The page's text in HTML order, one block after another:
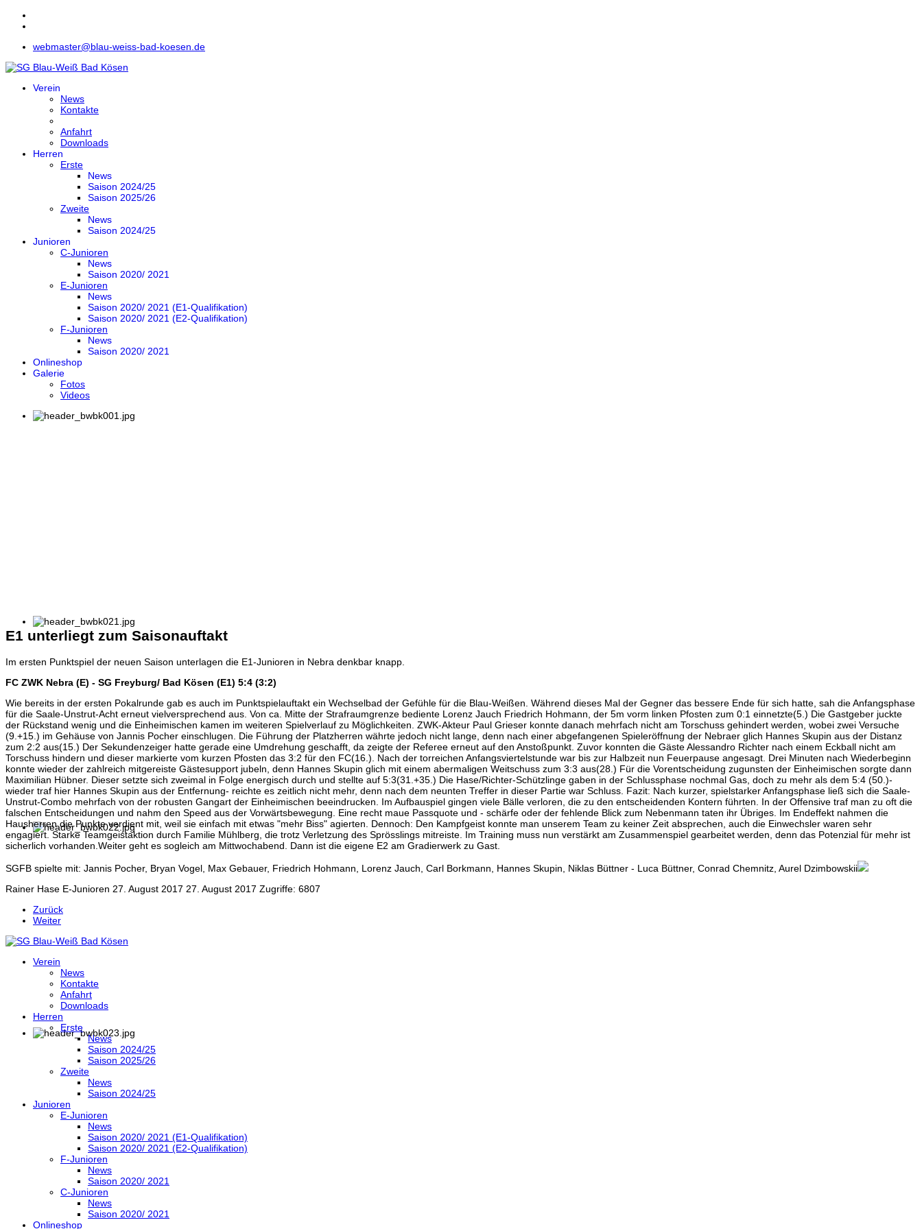
webmaster@blau-weiss-bad-koesen.de
Verein
News
Kontakte
Anfahrt
Downloads
Herren
Erste
News
Saison 2024/25
Saison 2025/26
Zweite
News
Saison 2024/25
Junioren
C-Junioren
News
Saison 2020/ 2021
E-Junioren
News
Saison 2020/ 2021 (E1-Qualifikation)
Saison 2020/ 2021 (E2-Qualifikation)
F-Junioren
News
Saison 2020/ 2021
Onlineshop
Galerie
Fotos
Videos
E1 unterliegt zum Saisonauftakt
Im ersten Punktspiel der neuen Saison unterlagen die E1-Junioren in Nebra denkbar knapp.
FC ZWK Nebra (E) - SG Freyburg/ Bad Kösen (E1) 5:4 (3:2)
Wie bereits in der ersten Pokalrunde gab es auch im Punktspielauftakt ein Wechselbad der Gefühle für die Blau-Weißen. Während dieses Mal der Gegner das bessere Ende für sich hatte, sah die Anfangsphase
für die Saale-Unstrut-Acht erneut vielversprechend aus. Von ca. Mitte der Strafraumgrenze bediente Lorenz Jauch Friedrich Hohmann, der 5m vorm linken Pfosten zum 0:1 einnetzte(5.) Die Gastgeber juckte
der Rückstand wenig und die Einheimischen kamen im weiteren Spielverlauf zu Möglichkeiten. ZWK-Akteur Paul Grieser konnte danach mehrfach nicht am Torschuss gehindert werden, wobei zwei Versuche
(9.+15.) im Gehäuse von Jannis Pocher einschlugen. Die Führung der Platzherren währte jedoch nicht lange, denn nach einer abgefangenen Spieleröffnung der Nebraer glich Hannes Skupin aus der Distanz
zum 2:2 aus(15.) Der Sekundenzeiger hatte gerade eine Umdrehung geschafft, da zeigte der Referee erneut auf den Anstoßpunkt. Zuvor konnten die Gäste Alessandro Richter nach einem Eckball nicht am
Torschuss hindern und dieser markierte vom kurzen Pfosten das 3:2 für den FC(16.). Nach der torreichen Anfangsviertelstunde war bis zur Halbzeit nun Feuerpause angesagt. Drei Minuten nach Wiederbeginn
konnte wieder der zahlreich mitgereiste Gästesupport jubeln, denn Hannes Skupin glich mit einem abermaligen Weitschuss zum 3:3 aus(28.) Für die Vorentscheidung zugunsten der Einheimischen sorgte dann
Maximilian Hübner. Dieser setzte sich zweimal in Folge energisch durch und stellte auf 5:3(31.+35.) Die Hase/Richter-Schützlinge gaben in der Schlussphase nochmal Gas, doch zu mehr als dem 5:4 (50.)-
wieder traf hier Hannes Skupin aus der Entfernung- reichte es zeitlich nicht mehr, denn nach dem neunten Treffer in dieser Partie war Schluss. Fazit: Nach kurzer, spielstarker Anfangsphase ließ sich die Saale-
Unstrut-Combo mehrfach von der robusten Gangart der Einheimischen beeindrucken. Im Aufbauspiel gingen viele Bälle verloren, die zu den entscheidenden Kontern führten. In der Offensive traf man zu oft die
falschen Entscheidungen und nahm den Speed aus der Vorwärtsbewegung. Eine recht maue Passquote und - schärfe oder der fehlende Blick zum Nebenmann taten ihr Übriges. Im Endeffekt nahmen die
Hausherren die Punkte verdient mit, weil sie einfach mit etwas "mehr Biss" agierten. Dennoch: Den Kampfgeist konnte man unserem Team zu keiner Zeit absprechen, auch die Einwechsler waren sehr
engagiert. Starke Teamgeistaktion durch Familie Mühlberg, die trotz Verletzung des Sprösslings mitreiste. Im Training muss nun verstärkt am Zusammenspiel gearbeitet werden, denn das Potenzial für mehr ist
sicherlich vorhanden.Weiter geht es sogleich am Mittwochabend. Dann ist die eigene E2 am Gradierwerk zu Gast.
SGFB spielte mit: Jannis Pocher, Bryan Vogel, Max Gebauer, Friedrich Hohmann, Lorenz Jauch, Carl Borkmann, Hannes Skupin, Niklas Büttner - Luca Büttner, Conrad Chemnitz, Aurel Dzimbowskii
Rainer Hase E-Junioren 27. August 2017 27. August 2017 Zugriffe: 6807
Zurück
Weiter
Verein
News
Kontakte
Anfahrt
Downloads
Herren
Erste
News
Saison 2024/25
Saison 2025/26
Zweite
News
Saison 2024/25
Junioren
E-Junioren
News
Saison 2020/ 2021 (E1-Qualifikation)
Saison 2020/ 2021 (E2-Qualifikation)
F-Junioren
News
Saison 2020/ 2021
C-Junioren
News
Saison 2020/ 2021
Onlineshop